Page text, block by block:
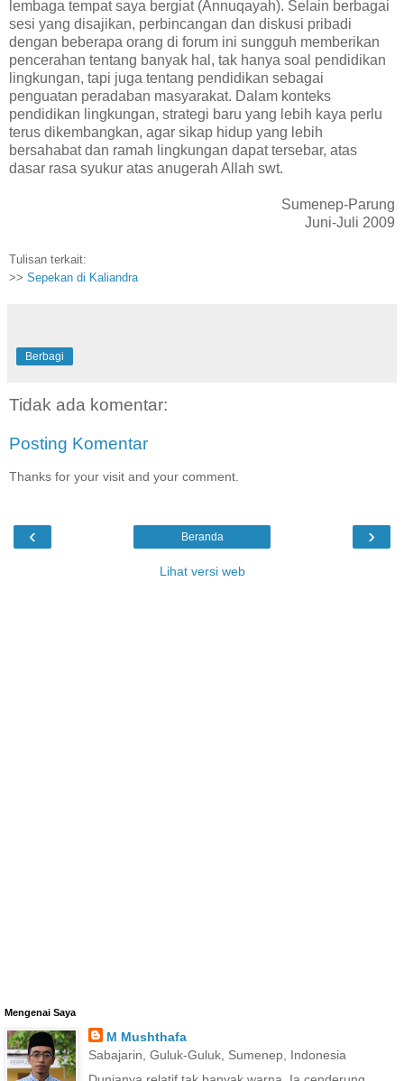
lembaga tempat saya bergiat (Annuqayah). Selain berbagai
sesi yang disajikan, perbincangan dan diskusi pribadi
dengan beberapa orang di forum ini sungguh memberikan
pencerahan tentang banyak hal, tak hanya soal pendidikan
lingkungan, tapi juga tentang pendidikan sebagai
penguatan peradaban masyarakat. Dalam konteks
pendidikan lingkungan, strategi baru yang lebih kaya perlu
terus dikembangkan, agar sikap hidup yang lebih
bersahabat dan ramah lingkungan dapat tersebar, atas
dasar rasa syukur atas anugerah Allah swt.
Sumenep-Parung
Juni-Juli 2009
Tulisan terkait:
>> Sepekan di Kaliandra
Berbagi
Tidak ada komentar:
Posting Komentar
Thanks for your visit and your comment.
‹ ›
Beranda
Lihat versi web
Mengenai Saya
M Mushthafa
Sabajarin, Guluk-Guluk, Sumenep, Indonesia